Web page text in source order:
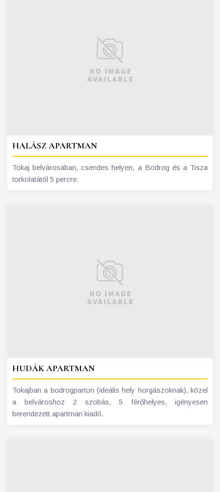
HALÁSZ APARTMAN
Tokaj belvárosában, csendes helyen, a Bodrog és a Tisza
torkolatától 5 percre.
HUDÁK APARTMAN
Tokajban a bodrogparton (ideális hely horgászoknak), közel
a belvároshoz 2 szobás, 5 férőhelyes, igényesen
berendezett apartman kiadó.